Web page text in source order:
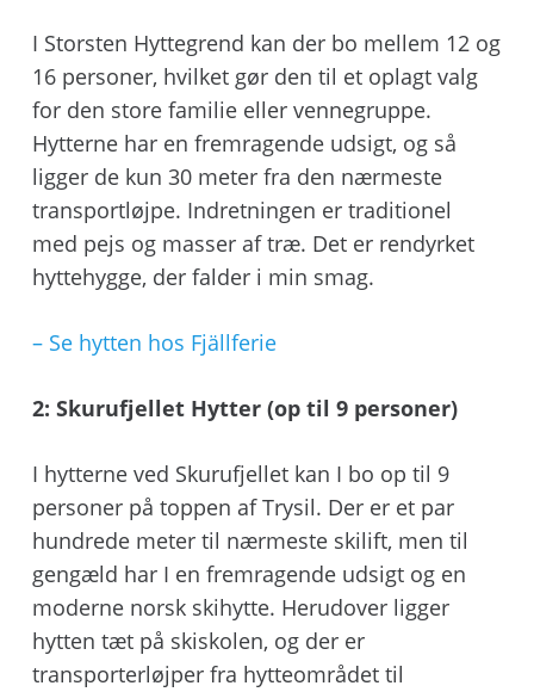
I Storsten Hyttegrend kan der bo mellem 12 og
16 personer, hvilket gør den til et oplagt valg
for den store familie eller vennegruppe.
Hytterne har en fremragende udsigt, og så
ligger de kun 30 meter fra den nærmeste
transportløjpe. Indretningen er traditionel
med pejs og masser af træ. Det er rendyrket
hyttehygge, der falder i min smag.
– Se hytten hos Fjällferie
2: Skurufjellet Hytter (op til 9 personer)
I hytterne ved Skurufjellet kan I bo op til 9
personer på toppen af Trysil. Der er et par
hundrede meter til nærmeste skilift, men til
gengæld har I en fremragende udsigt og en
moderne norsk skihytte. Herudover ligger
hytten tæt på skiskolen, og der er
transporterløjper fra hytteområdet til